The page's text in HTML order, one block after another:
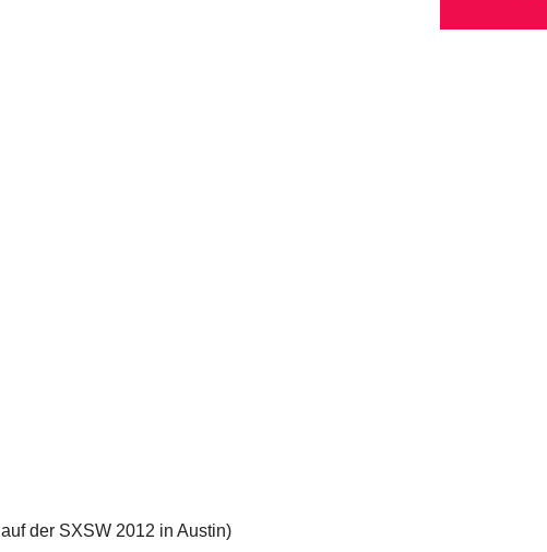
auf der SXSW 2012 in Austin)